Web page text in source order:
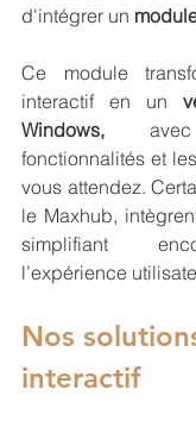
d'intégrer un
Ce module
interactif en un
Windows,
fonctionnalités et
vous attendez.
le Maxhub,
simplifiant
l’expérience
Nos
interactif